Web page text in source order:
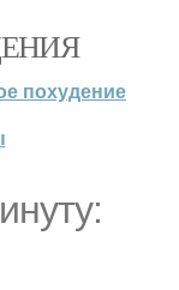
похудение